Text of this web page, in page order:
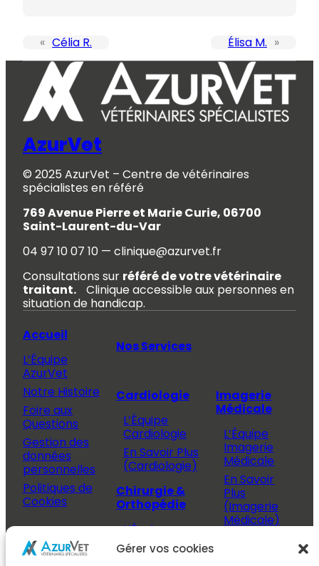
Gérer vos cookies
« Célia R. Élisa M. »
AzurVet
© 2025 AzurVet – Centre de vétérinaires
spécialistes en référé
769 Avenue Pierre et Marie Curie, 06700
Saint-Laurent-du-Var
04 97 10 07 10 — clinique@azurvet.fr
Consultations sur référé de votre vétérinaire
traitant. Clinique accessible aux personnes en
situation de handicap.
Accueil
L’Équipe
AzurVet
Notre Histoire
Foire aux
Questions
Gestion des
données
personnelles
Politiques de
Cookies
Propriétaire
Nos Services
Cardiologie
L’Équipe
Cardiologie
En Savoir Plus
(Cardiologie)
Chirurgie &
Orthopédie
L’Équipe
Chirurgie &
Orthopédie
Imagerie
Médicale
L’Équipe
Imagerie
Médicale
En Savoir
Plus
(Imagerie
Médicale)